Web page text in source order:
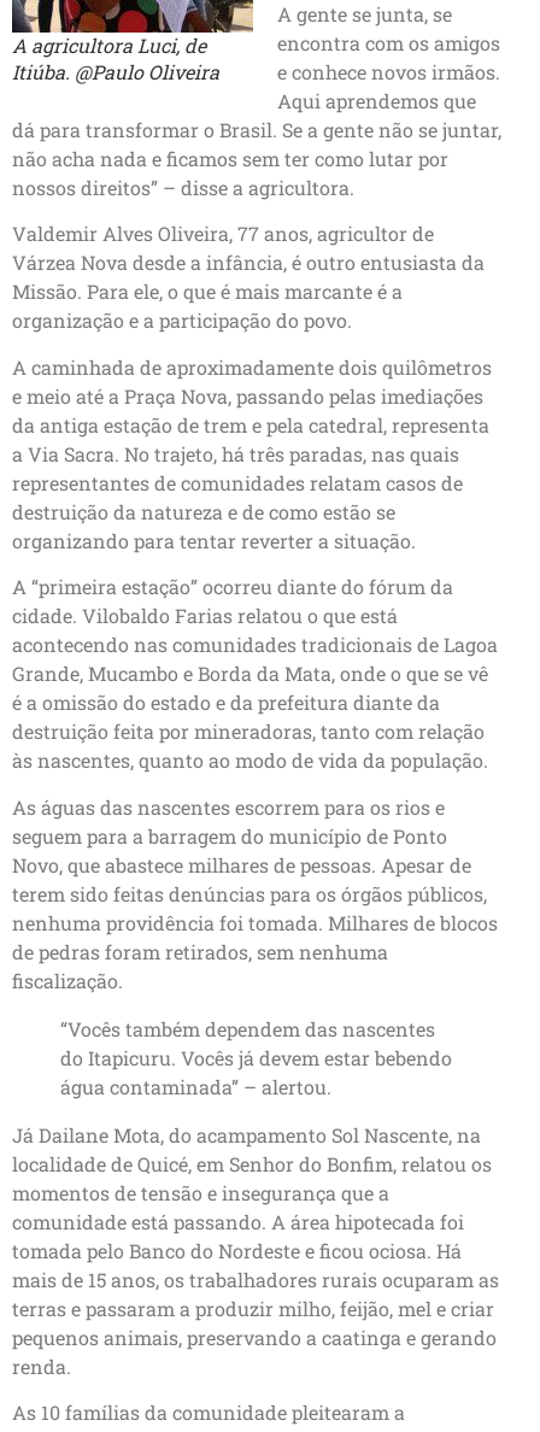
A agricultora Luci, de
Itiúba. @Paulo Oliveira
A gente se junta, se
encontra com os amigos
e conhece novos irmãos.
Aqui aprendemos que
dá para transformar o Brasil. Se a gente não se juntar,
não acha nada e ficamos sem ter como lutar por
nossos direitos” – disse a agricultora.
Valdemir Alves Oliveira, 77 anos, agricultor de
Várzea Nova desde a infância, é outro entusiasta da
Missão. Para ele, o que é mais marcante é a
organização e a participação do povo.
A caminhada de aproximadamente dois quilômetros
e meio até a Praça Nova, passando pelas imediações
da antiga estação de trem e pela catedral, representa
a Via Sacra. No trajeto, há três paradas, nas quais
representantes de comunidades relatam casos de
destruição da natureza e de como estão se
organizando para tentar reverter a situação.
A “primeira estação” ocorreu diante do fórum da
cidade. Vilobaldo Farias relatou o que está
acontecendo nas comunidades tradicionais de Lagoa
Grande, Mucambo e Borda da Mata, onde o que se vê
é a omissão do estado e da prefeitura diante da
destruição feita por mineradoras, tanto com relação
às nascentes, quanto ao modo de vida da população.
As águas das nascentes escorrem para os rios e
seguem para a barragem do município de Ponto
Novo, que abastece milhares de pessoas. Apesar de
terem sido feitas denúncias para os órgãos públicos,
nenhuma providência foi tomada. Milhares de blocos
de pedras foram retirados, sem nenhuma
fiscalização.
“Vocês também dependem das nascentes
do Itapicuru. Vocês já devem estar bebendo
água contaminada” – alertou.
Já Dailane Mota, do acampamento Sol Nascente, na
localidade de Quicé, em Senhor do Bonfim, relatou os
momentos de tensão e insegurança que a
comunidade está passando. A área hipotecada foi
tomada pelo Banco do Nordeste e ficou ociosa. Há
mais de 15 anos, os trabalhadores rurais ocuparam as
terras e passaram a produzir milho, feijão, mel e criar
pequenos animais, preservando a caatinga e gerando
renda.
As 10 famílias da comunidade pleitearam a